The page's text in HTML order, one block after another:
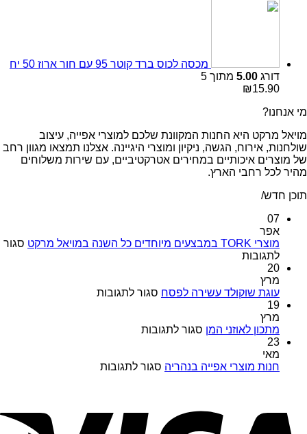
מכסה לכוס ברד קוטר 95 עם חור ארוז 50 יח
דורג 5.00 מתוך 5
₪15.90
מי אנחנו?
מויאל מרקט היא החנות המקוונת שלכם למוצרי אפייה, עיצוב
שולחנות, אירוח, הגשה, ניקיון ומוצרי היגיינה. אצלנו תמצאו מגוון רחב
של מוצרים איכותיים במחירים אטרקטיביים, עם שירות משלוחים
מהיר לכל רחבי הארץ.
תוכן חדש/
07
אפר
מוצרי TORK במבצעים מיוחדים כל השנה במויאל מרקט
סגור
לתגובותעל
במבצעים
השנה
20
מרץ
עוגת שוקולד עשירה לפסח סגור לתגובותעל
19
מרץ
מתכון לאוזני המן סגור לתגובותעל
המן
23
מאי
חנות מוצרי אפייה בנהריה סגור לתגובותעל
בנהריה